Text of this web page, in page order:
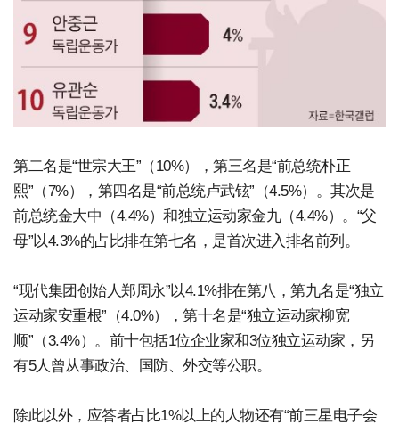
第二名是“世宗大王”（10%），第三名是“前总统朴正
熙”（7%），第四名是“前总统卢武铉”（4.5%）。其次是
前总统金大中（4.4%）和独立运动家金九（4.4%）。“父
母”以4.3%的占比排在第七名，是首次进入排名前列。
“现代集团创始人郑周永”以4.1%排在第八，第九名是“独立
运动家安重根”（4.0%），第十名是“独立运动家柳宽
顺”（3.4%）。前十包括1位企业家和3位独立运动家，另
有5人曾从事政治、国防、外交等公职。
除此以外，应答者占比1%以上的人物还有“前三星电子会